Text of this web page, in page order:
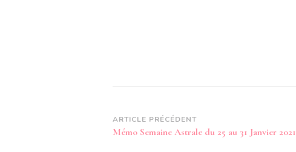
Navigation
d’article
ARTICLE PRÉCÉDENT
Mémo Semaine Astrale du 25 au 31 Janvier 2021